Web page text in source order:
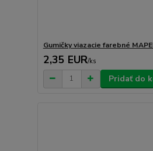
Gumičky viazacie farebné
2,35 EUR/ks
Pridať do